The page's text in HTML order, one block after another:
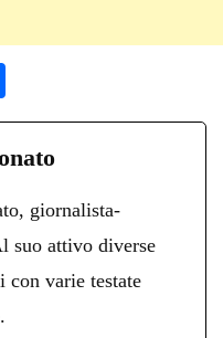
on
di
digiornalista-
suo attivo diverse
con varie testate